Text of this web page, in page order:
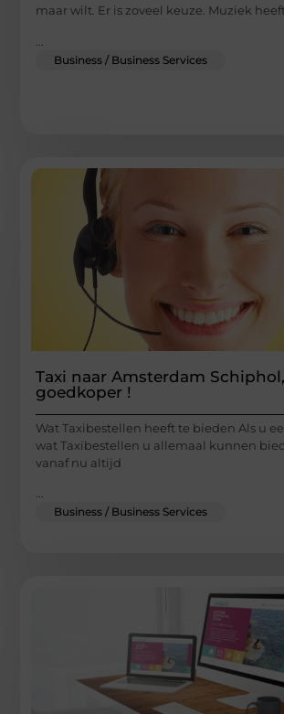
maar wilt. Er is zoveel keuze. Muziek
Business / Business Services
Taxi naar Amsterdam
goedkoper !
Wat Taxibestellen heeft te bieden Als u
wat Taxibestellen u allemaal kunnen
vanaf nu altijd
Business / Business Services